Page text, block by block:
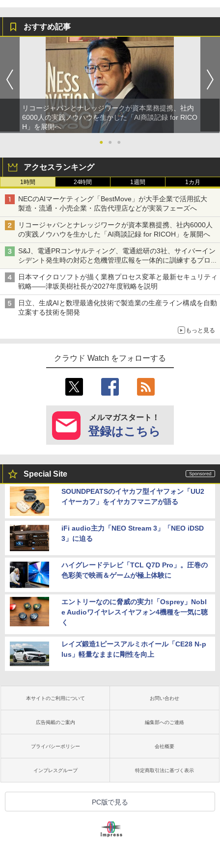
おすすめ記事
リコージャパンとナレッジワークが資本業務提携、社内
6000人の実践ノウハウを生かした「AI商談記録 for RICO
H」を展開へ
●
● ●
アクセスランキング
1時間 24時間 1週間 1カ月
NECのAIマーケティング「BestMove」が大手企業で活用拡大
製造・流通・小売企業・広告代理店などが実装フェーズへ
リコージャパンとナレッジワークが資本業務提携、社内6000人
の実践ノウハウを生かした「AI商談記録 for RICOH」を展開へ
S&J、電通PRコンサルティング、電通総研の3社、サイバーイン
シデント発生時の対応と危機管理広報を一体的に訓練するプログ
ラムを提供
日本マイクロソフトが描く業務プロセス変革と最新セキュリティ
戦略――津坂美樹社長が2027年度戦略を説明
日立、生成AIと数理最適化技術で製造業の生産ライン構成を自動
立案する技術を開発
もっと見る
クラウド Watch をフォローする
メルマガスタート！
登録はこちら
Special Site
SOUNDPEATSのイヤカフ型イヤフォン「UU2
イヤーカフ」をイヤカフマニアが語る
iFi audio主力「NEO Stream 3」「NEO iDSD
3」に迫る
ハイグレードテレビ「TCL Q7D Pro」。圧巻の
色彩美で映画＆ゲームが極上体験に
エントリーなのに脅威の実力!「Osprey」Nobl
e Audioワイヤレスイヤフォン4機種を一気に聴
く
レイズ鍛造1ピースアルミホイール「CE28 N-p
lus」軽量なままに剛性を向上
本サイトのご利用について お問い合わせ
広告掲載のご案内 編集部へのご連絡
プライバシーポリシー 会社概要
インプレスグループ 特定商取引法に基づく表示
PC版で見る